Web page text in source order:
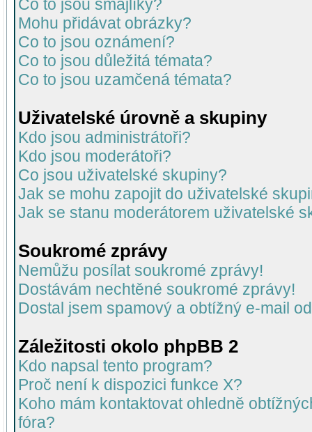
Co to jsou smajlíky?
Mohu přidávat obrázky?
Co to jsou oznámení?
Co to jsou důležitá témata?
Co to jsou uzamčená témata?
Uživatelské úrovně a skupiny
Kdo jsou administrátoři?
Kdo jsou moderátoři?
Co jsou uživatelské skupiny?
Jak se mohu zapojit do uživatelské
Jak se stanu moderátorem uživatelské
Soukromé zprávy
Nemůžu posílat soukromé zprávy!
Dostávám nechtěné soukromé zprávy!
Dostal jsem spamový a obtížný e-mail
Záležitosti okolo phpBB 2
Kdo napsal tento program?
Proč není k dispozici funkce X?
Koho mám kontaktovat ohledně
fóra?